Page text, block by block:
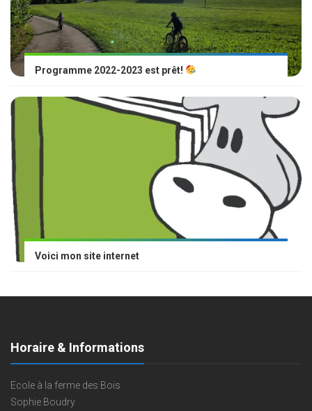
Programme 2022-2023 est prêt!
Voici mon site internet
Horaire & Informations
Ecole à la ferme des Bois
Sophie Boudry